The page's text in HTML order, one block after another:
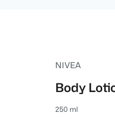
NIVEA
Body
250 ml